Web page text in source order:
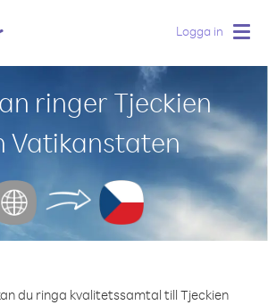
Logga in
ringer Tjeckien
Vatikanstaten
du ringa kvalitetssamtal till Tjeckien